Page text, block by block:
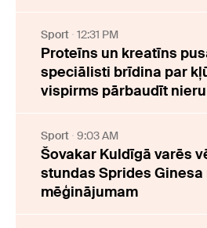
Sport 12:31 PM
Proteīns un kreatīns
speciālisti brīdina par
vispirms pārbaudīt
Sport 9:03 AM
Šovakar Kuldīgā varēs
stundas Sprides
mēģinājumam